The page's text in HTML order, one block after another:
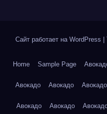
Сайт работает на WordPress
Home Sample Page
Авокадо Авокадо Авокадо
Авокадо Авокадо